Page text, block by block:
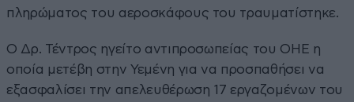
πληρώματος του αεροσκάφους του τραυματίστηκε.
Ο Δρ. Τέντρος ηγείτο αντιπροσωπείας του ΟΗΕ η
οποία μετέβη στην Υεμένη για να προσπαθήσει να
εξασφαλίσει την απελευθέρωση 17 εργαζομένων του